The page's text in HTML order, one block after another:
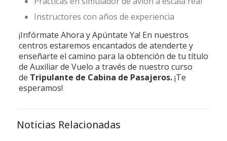
Instructores con años de experiencia
¡Infórmate Ahora y Apúntate Ya! En nuestros
centros estaremos encantados de atenderte y
enseñarte el camino para la obtención de tu título
de Auxiliar de Vuelo a través de nuestro curso
de Tripulante de Cabina de Pasajeros.¡Te
esperamos!
Noticias Relacionadas